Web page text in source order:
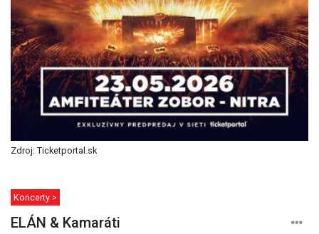
Zdroj: Ticketportal.sk
Koncerty >
ELÁN & Kamaráti